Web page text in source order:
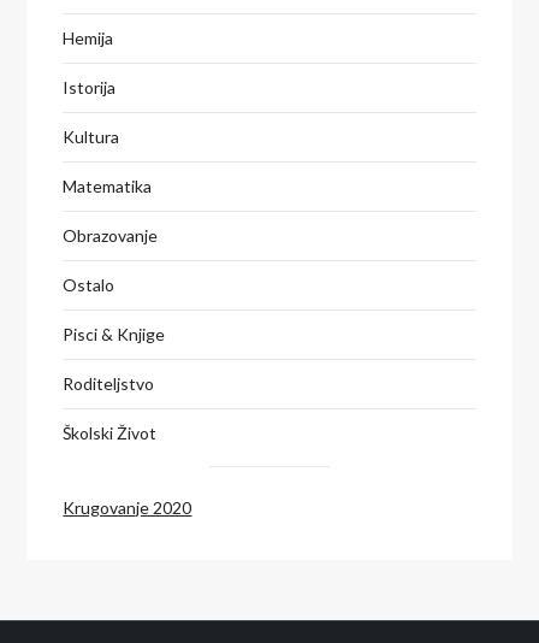
Hemija
Istorija
Kultura
Matematika
Obrazovanje
Ostalo
Pisci & Knjige
Roditeljstvo
Školski Život
Krugovanje 2020